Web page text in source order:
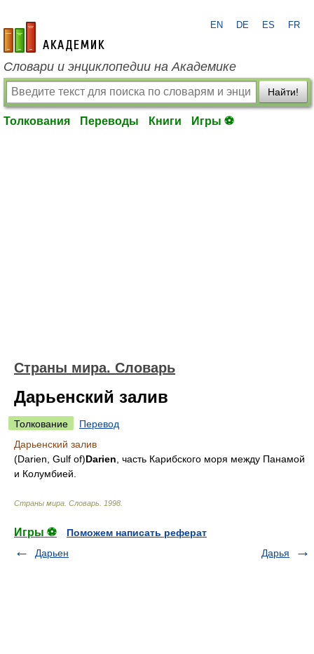
academic.ru
EN DE ES FR
Словари и энциклопедии на Академике
Найти!
Толкования Переводы Книги Игры ⚽
Страны мира. Словарь
Дарьенский залив
Толкование
Перевод
Дарьенский залив
(Darien, Gulf of)Darien , часть Карибского моря между Панамой
и Колумбией.
Страны мира. Словарь 1998
Игры ⚽
Поможем написать реферат
Дарьен
Дарья